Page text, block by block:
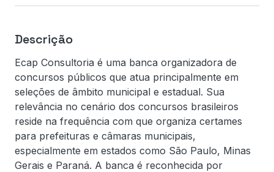
Descrição
Ecap Consultoria é uma banca organizadora de
concursos públicos que atua principalmente em
seleções de âmbito municipal e estadual. Sua
relevância no cenário dos concursos brasileiros
reside na frequência com que organiza certames
para prefeituras e câmaras municipais,
especialmente em estados como São Paulo, Minas
Gerais e Paraná. A banca é reconhecida por